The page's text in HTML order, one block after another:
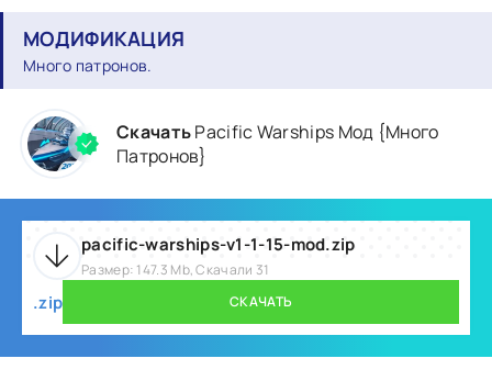
МОДИФИКАЦИЯ
Много патронов.
СкачатьPacific Warships Мод {Много
Патронов}
pacific-warships-v1-1-15-mod.zip
Размер: 147.3 Mb, Скачали 31
.zip СКАЧАТЬ